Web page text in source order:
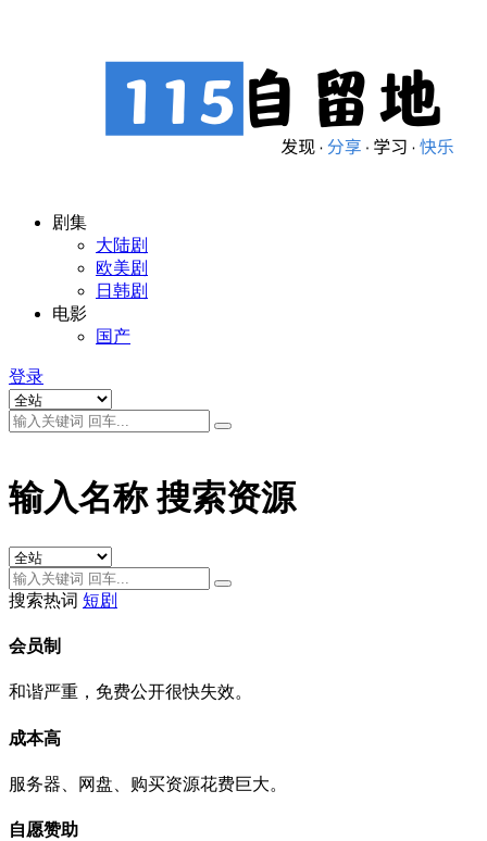
剧集
大陆剧
欧美剧
日韩剧
电影
国产
登录
输入名称 搜索资源
搜索热词 短剧
会员制
和谐严重，免费公开很快失效。
成本高
服务器、网盘、购买资源花费巨大。
自愿赞助